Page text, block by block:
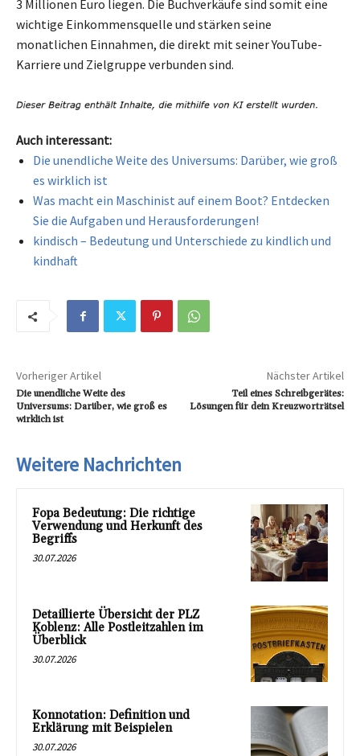
3 Millionen Euro liegen. Die Buchverkäufe sind somit eine
wichtige Einkommensquelle und stärken seine
monatlichen Einnahmen, die direkt mit seiner YouTube-
Karriere und Zielgruppe verbunden sind.
Auch interessant:
Die unendliche Weite des Universums: Darüber, wie groß
es wirklich ist
Was macht ein Maschinist auf einem Boot? Entdecken
Sie die Aufgaben und Herausforderungen!
kindisch – Bedeutung und Unterschiede zu kindlich und
kindhaft
Vorheriger Artikel
Die unendliche Weite des
Universums: Darüber, wie groß es
wirklich ist
Nächster Artikel
Teil eines Schreibgerätes:
Lösungen für dein Kreuzworträtsel
Weitere Nachrichten
Fopa Bedeutung: Die richtige
Verwendung und Herkunft des
Begriffs
30.07.2026
Detaillierte Übersicht der PLZ
Koblenz: Alle Postleitzahlen im
Überblick
30.07.2026
Konnotation: Definition und
Erklärung mit Beispielen
30.07.2026